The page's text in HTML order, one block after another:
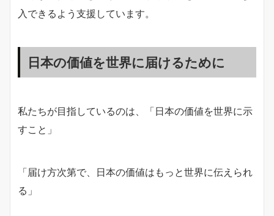
入できるよう支援しています。
日本の価値を世界に届けるために
私たちが目指しているのは、「日本の価値を世界に示
すこと」
「届け方次第で、日本の価値はもっと世界に伝えられ
る」